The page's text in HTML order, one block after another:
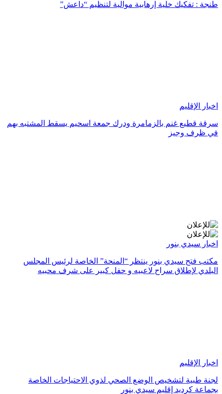
طنجة : تفكيك خلية إرهابية موالية لتنظيم “داعش”
اخبار الإقليم
سرقة قطيع غنم بالزمامرة ودرك جمعة اسحيم يسقط المشتبه بهم
في ظرف وجيز
اخبار سيدي بنور
مكتب فتح سيدي بنور ينتظر “المنحة” الخاصة لرئيس المجلس
البلدي لإطلاق سراح لاعبيه و حفل كبير على شرف محبيه
اخبار الإقليم
لجنة طبية لتشخيص الوضع الصحي لذوي الاحتياجات الخاصة
بجماعة كرديد إقليم سيدي بنور